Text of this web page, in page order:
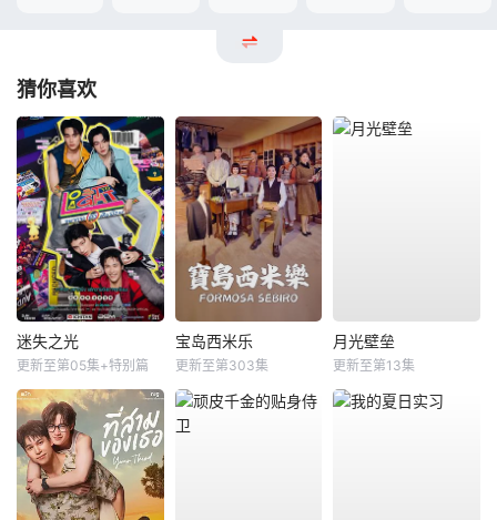
猜你喜欢
迷失之光
更新至第05集+特别篇
宝岛西米乐
更新至第303集
月光壁垒
更新至第13集